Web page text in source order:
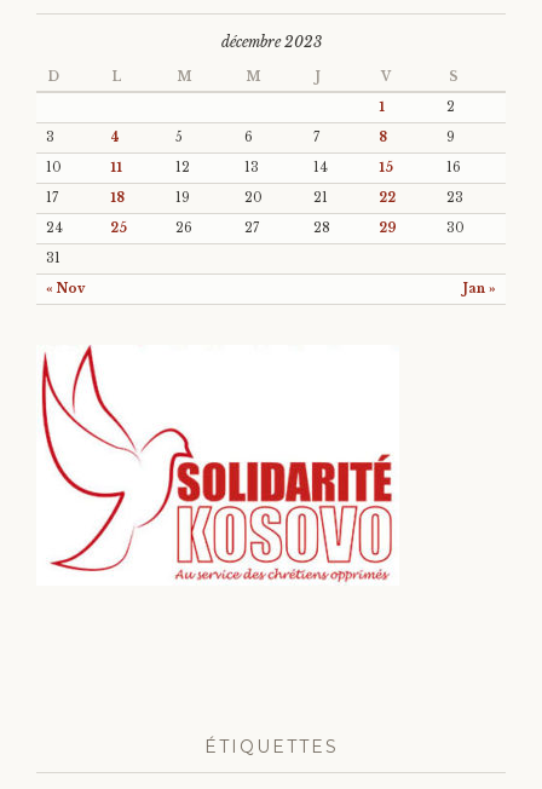
décembre 2023
D L M M J V S
« Nov Jan »
1
2
3
4 5 6 7 8
9
10
11 12 13 14 15
16
17
18 19 20 21 22
23
24
25 26 27 28 29
30
31
ÉTIQUETTES